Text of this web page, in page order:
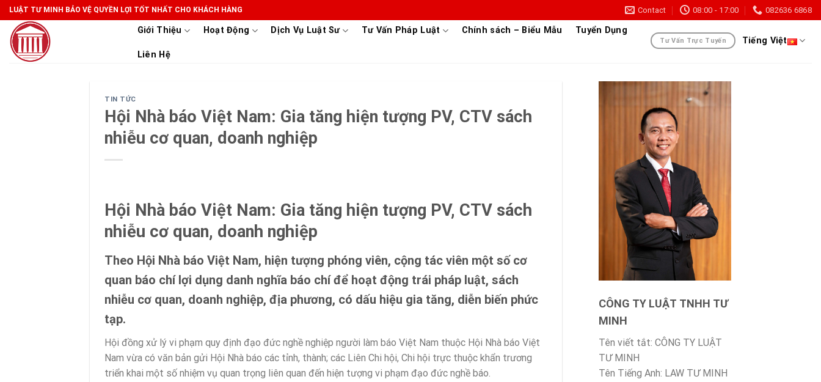
Skip
to
content
LUẬT TƯ MINH BẢO VỆ QUYỀN LỢI TỐT NHẤT CHO KHÁCH HÀNG Contact 08:00 - 17:00 082636 6868
Giới Thiệu Hoạt Động Dịch Vụ Luật Sư Tư Vấn Pháp Luật Chính sách – Biểu Mẫu Tuyển Dụng
Liên Hệ
Tư Vấn Trực Tuyến Tiếng Việt
TIN TỨC
Hội Nhà báo Việt Nam: Gia tăng hiện tượng PV, CTV sách
nhiễu cơ quan, doanh nghiệp
Hội Nhà báo Việt Nam: Gia tăng hiện tượng PV, CTV sách
nhiễu cơ quan, doanh nghiệp
Theo Hội Nhà báo Việt Nam, hiện tượng phóng viên, cộng tác viên một số cơ
quan báo chí lợi dụng danh nghĩa báo chí để hoạt động trái pháp luật, sách
nhiễu cơ quan, doanh nghiệp, địa phương, có dấu hiệu gia tăng, diễn biến phức
tạp.
Hội đồng xử lý vi phạm quy định đạo đức nghề nghiệp người làm báo Việt Nam thuộc Hội Nhà báo Việt
Nam vừa có văn bản gửi Hội Nhà báo các tỉnh, thành; các Liên Chi hội, Chi hội trực thuộc khẩn trương
triển khai một số nhiệm vụ quan trọng liên quan đến hiện tượng vi phạm đạo đức nghề báo.
CÔNG TY LUẬT TNHH TƯ
MINH
Tên viết tắt: CÔNG TY LUẬT
TƯ MINH
Tên Tiếng Anh: LAW TƯ MINH